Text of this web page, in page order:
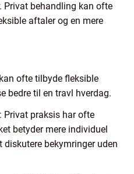
Privat behandling kan ofte
aftaler og en mere
ofte tilbyde fleksible
bedre til en travl hverdag.
Privat praksis har ofte
betyder mere individuel
bekymringer uden